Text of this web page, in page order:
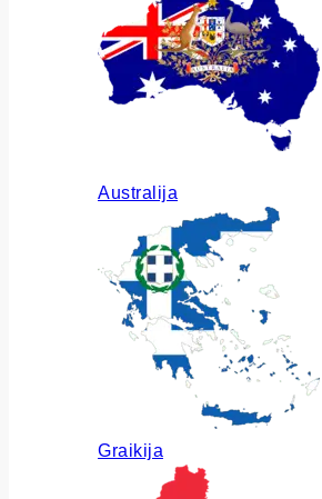
Australija
Graikija